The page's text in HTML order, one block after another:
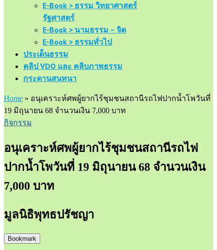
E-Book > ธรรม วิทยาศาสตร์
รัฐศาสตร์
E-Book > นามธรรม – จิต
E-Book > ธรรมทั่วไป
ประเด็นธรรม
คลิป VDO และ คลิบภาพธรรม
กระดานสนทนา
Home » อนุเคราะห์ศพผู้ยากไร้ชุมชนสถานีรถไฟปากน้ำโพวันที่
19 มิถุนายน 68 จำนวนเงิน 7,000 บาท
กิจกรรม
อนุเคราะห์ศพผู้ยากไร้ชุมชนสถานีรถไฟ
ปากน้ำโพวันที่ 19 มิถุนายน 68 จำนวนเงิน
7,000 บาท
มูลนิธิพุทธปรัชญา
Bookmark